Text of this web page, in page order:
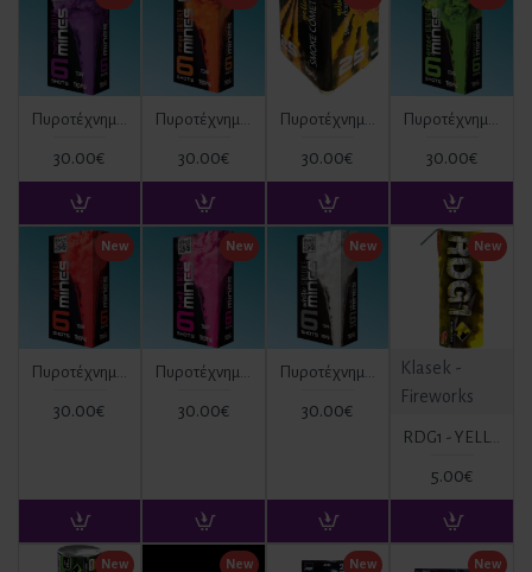
Πυροτέχνημα Ημέρας Μωβ 6 βολών (mines) TD6V ΚΑΤ. T1
30.00€
Πυροτέχνημα Ημέρας Πορτοκαλί 6 βολών (mines) TD6O ΚΑΤ. T1
30.00€
Πυροτέχνημα Ημέρας Κίτρινο TD6Y 6 βολών ΚΑΤ. T1
30.00€
Πυροτέχνημα Ημέρας Πράσινο 6 βολών (mines) TD6G ΚΑΤ. T1
30.00€
New
30.00€
New
30.00€
New
30.00€
New
Klasek -
Fireworks
5.00€
New New New New